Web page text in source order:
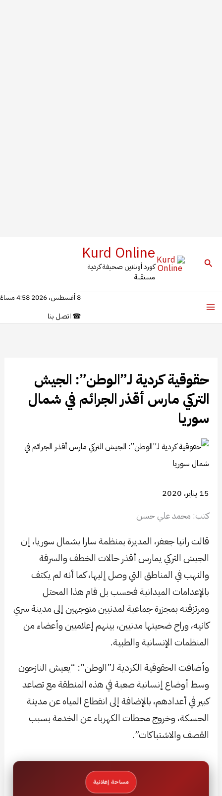
البحث Kurd Online
كورد أونلاين صحيفة كردية
مستقلة
8 أغسطس، 2026 4:58 مساءً
☎ اتصل بنا
حقوقية كردية لـ”الوطن”: الجيش
التركي مارس أقذر الجرائم في شمال
سوريا
15 يناير، 2020
كتب: محمد علي حسن
قالت رانيا جعفر، المديرة بمنظمة سارا بشمال سوريا، إن
الجيش التركي يمارس أقذر حالات الخطف والسرقة
والنهب في المناطق التي وصل إليها، كما أنه لم يكتف
بالإعدامات الميدانية فحسب بل قام هذا المحتل
ومرتزقته بمجزرة جماعية لمدنيين متوجهين إلى مدينة سري
كانيه، وراح ضحيتها مدنيين، بينهم إعلاميين وأعضاء من
المنظمات الإنسانية والطبية.
وأضافت الحقوقية الكردية لـ”الوطن”: “يعيش النازحون
وسط أوضاع إنسانية صعبة في هذه المنطقة مع تصاعد
كبير في أعدادهم، بالإضافة إلى انقطاع المياه عن مدينة
الحسكة، وخروج محطات الكهرباء عن الخدمة بسبب
القصف والاشتباكات”.
مساحة إعلانية